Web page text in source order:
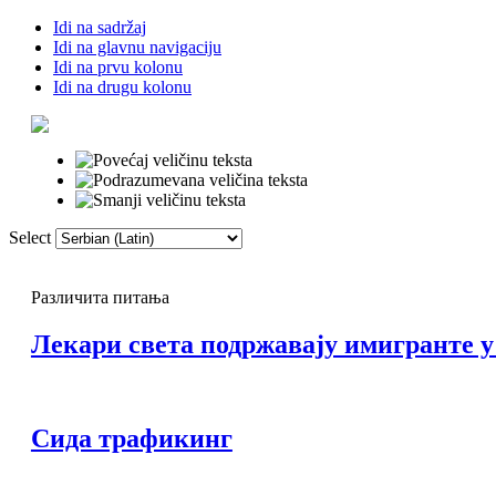
Idi na sadržaj
Idi na glavnu navigaciju
Idi na prvu kolonu
Idi na drugu kolonu
Select
Различита питања
Лекари света подржавају имигранте
Сида трафикинг